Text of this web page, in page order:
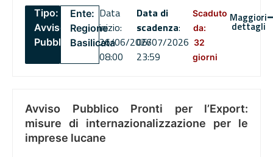
Tipo:
Avviso
Pubblico
Ente:
Regione
Basilicata
Data
inizio:
26/06/2026
08:00
Data di
scadenza:
06/07/2026
23:59
Scaduto
da:
32
giorni
Maggiori
dettagli
Avviso Pubblico Pronti per l’Export:
misure di internazionalizzazione per le
imprese lucane